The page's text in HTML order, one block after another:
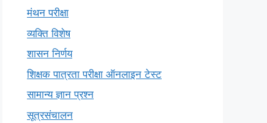
मंथन परीक्षा
व्यक्ति विशेष
शासन निर्णय
शिक्षक पात्रता परीक्षा ऑनलाइन टेस्ट
सामान्य ज्ञान प्रश्न
सूत्रसंचालन